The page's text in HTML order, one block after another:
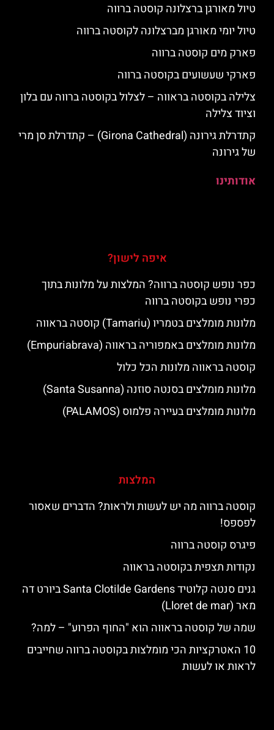
טיול מאורגן ברצלונה קוסטה ברווה
טיול יומי מאורגן מברצלונה לקוסטה ברווה
פארק מים קוסטה ברווה
פארקי שעשועים בקוסטה ברווה
צלילה בקוסטה בראווה – לצלול בקוסטה ברווה עם בלון
וציוד צלילה
קתדרלת גירונה (Girona Cathedral) – קתדרלת סן מרי
של גירונה
אודותינו
איפה לישון?
כפר נופש קוסטה ברווה? המלצות על מלונות בתוך
כפרי נופש בקוסטה ברווה
מלונות מומלצים בטמריו (Tamariu) קוסטה בראווה
מלונות מומלצים באמפוריה בראווה (Empuriabrava)
קוסטה בראווה מלונות הכל כלול
מלונות מומלצים בסנטה סוזנה (Santa Susanna)
מלונות מומלצים בעיירה פלמוס (PALAMOS)
המלצות
קוסטה ברווה מה יש לעשות ולראות? הדברים שאסור
לפספס!
פיגרס קוסטה ברווה
נקודות תצפית בקוסטה בראווה
גנים סנטה קלוטיד Santa Clotilde Gardens ביורט דה
מאר (Lloret de mar)
שמה של קוסטה בראווה הוא "החוף הפרוע" – למה?
10 האטרקציות הכי מומלצות בקוסטה ברווה שחייבים
לראות או לעשות